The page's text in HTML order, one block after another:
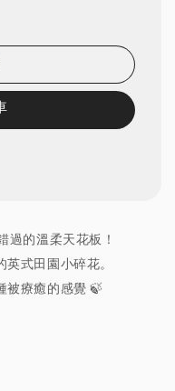
的溫柔天花板！
式田園小碎花。
療癒的感覺 🍃